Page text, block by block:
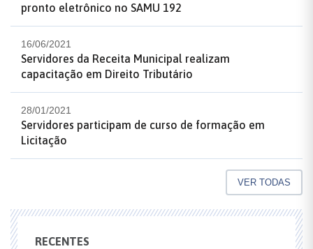
pronto eletrônico no SAMU 192
16/06/2021
Servidores da Receita Municipal realizam
capacitação em Direito Tributário
28/01/2021
Servidores participam de curso de formação em
Licitação
VER TODAS
RECENTES